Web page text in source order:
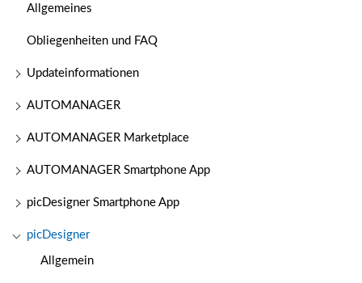
Allgemeines
Obliegenheiten und FAQ
Updateinformationen
AUTOMANAGER
AUTOMANAGER Marketplace
AUTOMANAGER Smartphone App
picDesigner Smartphone App
picDesigner
Allgemein